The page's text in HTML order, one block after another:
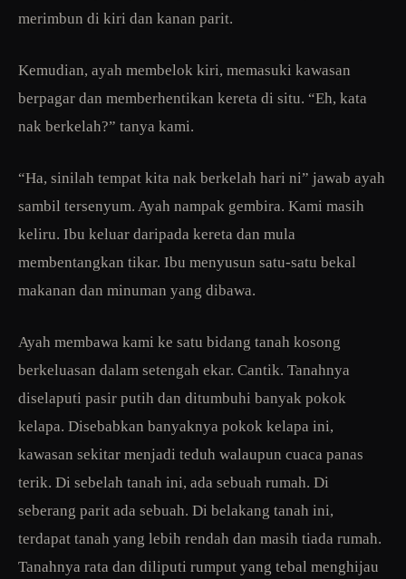
merimbun di kiri dan kanan parit.
Kemudian, ayah membelok kiri, memasuki kawasan
berpagar dan memberhentikan kereta di situ. “Eh, kata
nak berkelah?” tanya kami.
“Ha, sinilah tempat kita nak berkelah hari ni” jawab ayah
sambil tersenyum. Ayah nampak gembira. Kami masih
keliru. Ibu keluar daripada kereta dan mula
membentangkan tikar. Ibu menyusun satu-satu bekal
makanan dan minuman yang dibawa.
Ayah membawa kami ke satu bidang tanah kosong
berkeluasan dalam setengah ekar. Cantik. Tanahnya
diselaputi pasir putih dan ditumbuhi banyak pokok
kelapa. Disebabkan banyaknya pokok kelapa ini,
kawasan sekitar menjadi teduh walaupun cuaca panas
terik. Di sebelah tanah ini, ada sebuah rumah. Di
seberang parit ada sebuah. Di belakang tanah ini,
terdapat tanah yang lebih rendah dan masih tiada rumah.
Tanahnya rata dan diliputi rumput yang tebal menghijau